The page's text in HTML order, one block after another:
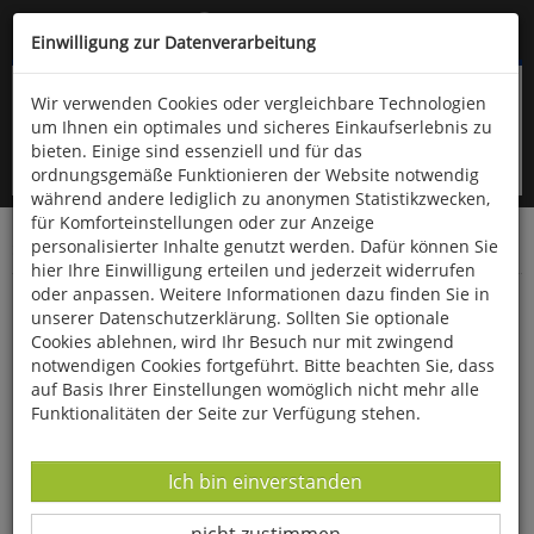
Kompletten Head der Seite überspringen
oder (06766) 9323-960
Startseite Bücher Geschichte Antike
Die Völkerwanderung
Einwilligung zur Datenverarbeitung
Wir verwenden Cookies oder vergleichbare Technologien
um Ihnen ein optimales und sicheres Einkaufserlebnis zu
bieten. Einige sind essenziell und für das
ordnungsgemäße Funktionieren der Website notwendig
während andere lediglich zu anonymen Statistikzwecken,
für Komforteinstellungen oder zur Anzeige
personalisierter Inhalte genutzt werden. Dafür können Sie
hier Ihre Einwilligung erteilen und jederzeit widerrufen
oder anpassen. Weitere Informationen dazu finden Sie in
unserer Datenschutzerklärung. Sollten Sie optionale
Cookies ablehnen, wird Ihr Besuch nur mit zwingend
notwendigen Cookies fortgeführt. Bitte beachten Sie, dass
auf Basis Ihrer Einstellungen womöglich nicht mehr alle
Funktionalitäten der Seite zur Verfügung stehen.
Datenverarbeitung -
Ich bin einverstanden